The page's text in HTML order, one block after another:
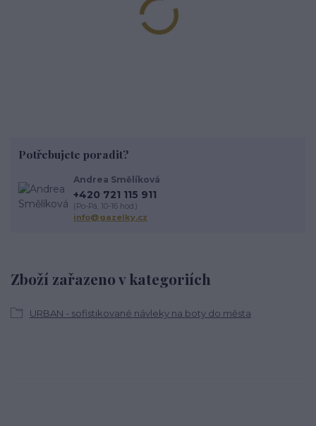
Zboží zařazeno v kategoriích
URBAN - sofistikované návleky na boty do města
Potřebujete poradit?
Andrea Smělíková
+420 721 115 911
(Po-Pá, 10-16 hod.)
info@gazelky.cz